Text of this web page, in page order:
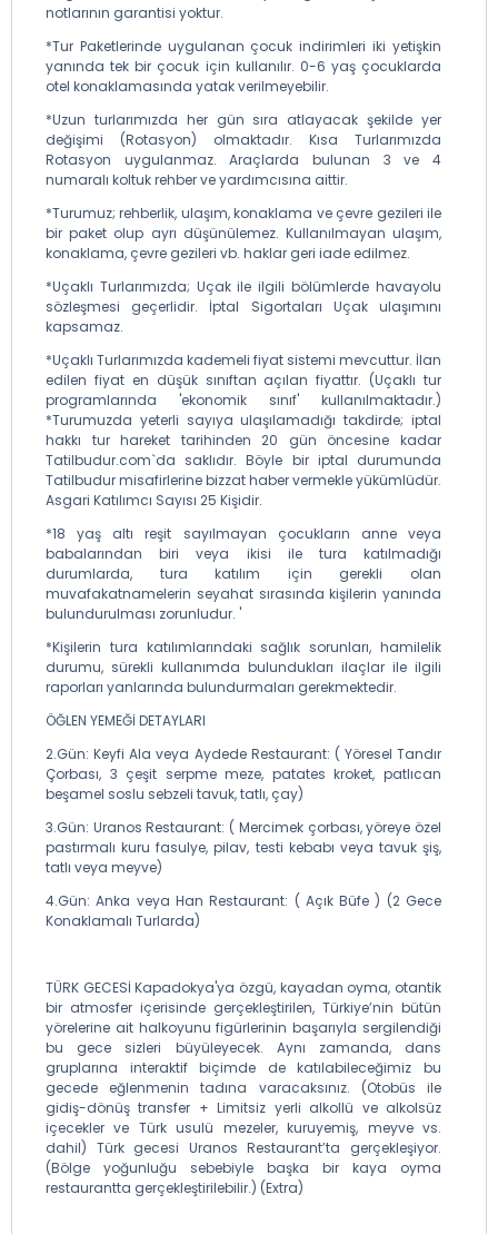
notlarının garantisi yoktur.
*Tur Paketlerinde uygulanan çocuk indirimleri iki yetişkin
yanında tek bir çocuk için kullanılır. 0-6 yaş çocuklarda
otel konaklamasında yatak verilmeyebilir.
*Uzun turlarımızda her gün sıra atlayacak şekilde yer
değişimi (Rotasyon) olmaktadır. Kısa Turlarımızda
Rotasyon uygulanmaz. Araçlarda bulunan 3 ve 4
numaralı koltuk rehber ve yardımcısına aittir.
*Turumuz; rehberlik, ulaşım, konaklama ve çevre gezileri ile
bir paket olup ayrı düşünülemez. Kullanılmayan ulaşım,
konaklama, çevre gezileri vb. haklar geri iade edilmez.
*Uçaklı Turlarımızda; Uçak ile ilgili bölümlerde havayolu
sözleşmesi geçerlidir. İptal Sigortaları Uçak ulaşımını
kapsamaz.
*Uçaklı Turlarımızda kademeli fiyat sistemi mevcuttur. İlan
edilen fiyat en düşük sınıftan açılan fiyattır. (Uçaklı tur
programlarında 'ekonomik sınıf' kullanılmaktadır.)
*Turumuzda yeterli sayıya ulaşılamadığı takdirde; iptal
hakkı tur hareket tarihinden 20 gün öncesine kadar
Tatilbudur.com`da saklıdır. Böyle bir iptal durumunda
Tatilbudur misafirlerine bizzat haber vermekle yükümlüdür.
Asgari Katılımcı Sayısı 25 Kişidir.
*18 yaş altı reşit sayılmayan çocukların anne veya
babalarından biri veya ikisi ile tura katılmadığı
durumlarda, tura katılım için gerekli olan
muvafakatnamelerin seyahat sırasında kişilerin yanında
bulundurulması zorunludur. '
*Kişilerin tura katılımlarındaki sağlık sorunları, hamilelik
durumu, sürekli kullanımda bulundukları ilaçlar ile ilgili
raporları yanlarında bulundurmaları gerekmektedir.
ÖĞLEN YEMEĞİ DETAYLARI
2.Gün: Keyfi Ala veya Aydede Restaurant: ( Yöresel Tandır
Çorbası, 3 çeşit serpme meze, patates kroket, patlıcan
beşamel soslu sebzeli tavuk, tatlı, çay)
3.Gün: Uranos Restaurant: ( Mercimek çorbası, yöreye özel
pastırmalı kuru fasulye, pilav, testi kebabı veya tavuk şiş,
tatlı veya meyve)
4.Gün: Anka veya Han Restaurant: ( Açık Büfe ) (2 Gece
Konaklamalı Turlarda)
TÜRK GECESİ Kapadokya'ya özgü, kayadan oyma, otantik
bir atmosfer içerisinde gerçekleştirilen, Türkiye’nin bütün
yörelerine ait halkoyunu figürlerinin başarıyla sergilendiği
bu gece sizleri büyüleyecek. Aynı zamanda, dans
gruplarına interaktif biçimde de katılabileceğimiz bu
gecede eğlenmenin tadına varacaksınız. (Otobüs ile
gidiş-dönüş transfer + Limitsiz yerli alkollü ve alkolsüz
içecekler ve Türk usulü mezeler, kuruyemiş, meyve vs.
dahil) Türk gecesi Uranos Restaurant’ta gerçekleşiyor.
(Bölge yoğunluğu sebebiyle başka bir kaya oyma
restaurantta gerçekleştirilebilir.) (Extra)